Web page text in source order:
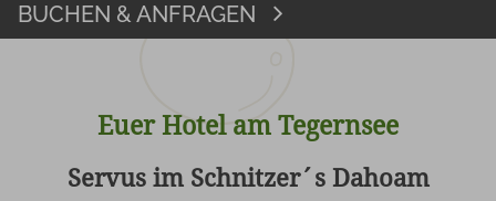
BUCHEN & ANFRAGEN
Euer Hotel am Tegernsee
Servus im Schnitzer´s Dahoam